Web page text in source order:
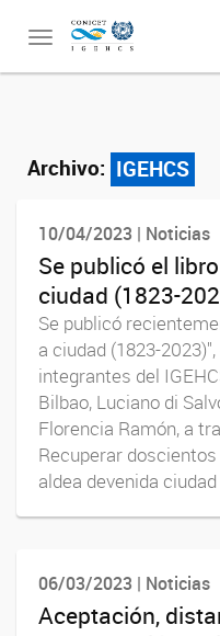
Toggle
Archivo: IGEHCS
10/04/2023 | Noticias
Se publicó el
ciudad (1823-
Se publicó
a ciudad (1823-
integrantes del
Bilbao, Luciano di
Florencia Ramón, a
Recuperar
aldea devenida
06/03/2023 | Noticias
Aceptación,